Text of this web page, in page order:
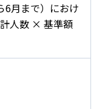
6月まで）におけ
人数 × 基準額